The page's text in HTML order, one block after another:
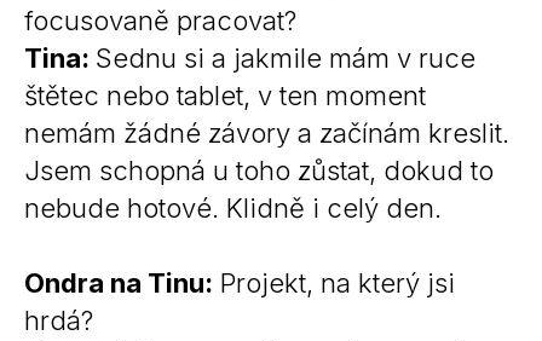
focusovaně pracovat?
Tina: Sednu si a jakmile mám v ruce
štětec nebo tablet, v ten moment
nemám žádné závory a začínám kreslit.
Jsem schopná u toho zůstat, dokud to
nebude hotové. Klidně i celý den.
Ondra na Tinu: Projekt, na který jsi
hrdá?